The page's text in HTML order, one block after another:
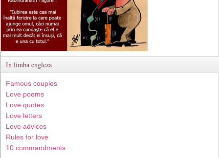
In limba engleza
Famous couples
Love poems
Love quotes
Love letters
Love advices
Rules for love
10 commandments